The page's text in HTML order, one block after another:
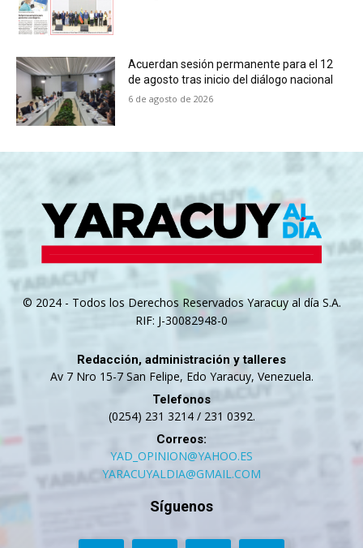
Acuerdan sesión permanente para el 12
de agosto tras inicio del diálogo nacional
6 de agosto de 2026
© 2024 - Todos los Derechos Reservados Yaracuy al día S.A.
RIF: J-30082948-0
Redacción, administración y talleres
Av 7 Nro 15-7 San Felipe, Edo Yaracuy, Venezuela.
Telefonos
(0254) 231 3214 / 231 0392.
Correos:
YAD_OPINION@YAHOO.ES
YARACUYALDIA@GMAIL.COM
Síguenos